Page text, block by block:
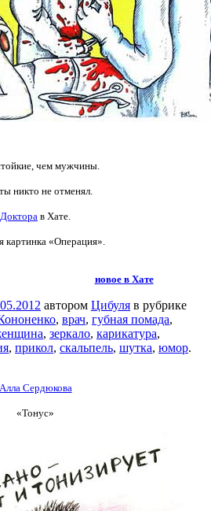
чем мужчины.
никто не отменял.
Доктора в Хате.
картинка «Операция».
новое в Хате
автором Цибуля в рубрике
, врач, губная помада,
, зеркало, карикатура,
, прикол, скальпель, шутка, юмор.
Алла Сердюкова
«Тонус»